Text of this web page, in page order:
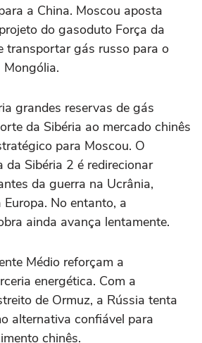
a China. Moscou aposta
do gasoduto Força da
transportar gás russo para o
grandes reservas de gás
da Sibéria ao mercado chinês
para Moscou. O
da Sibéria 2 é redirecionar
da guerra na Ucrânia,
No entanto, a
ainda avança lentamente.
Médio reforçam a
energética. Com a
de Ormuz, a Rússia tenta
alternativa confiável para
chinês.